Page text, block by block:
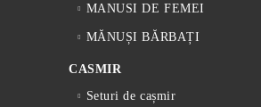
MANUSI DE FEMEI
MĂNUȘI BĂRBAȚI
CASMIR
Seturi de cașmir